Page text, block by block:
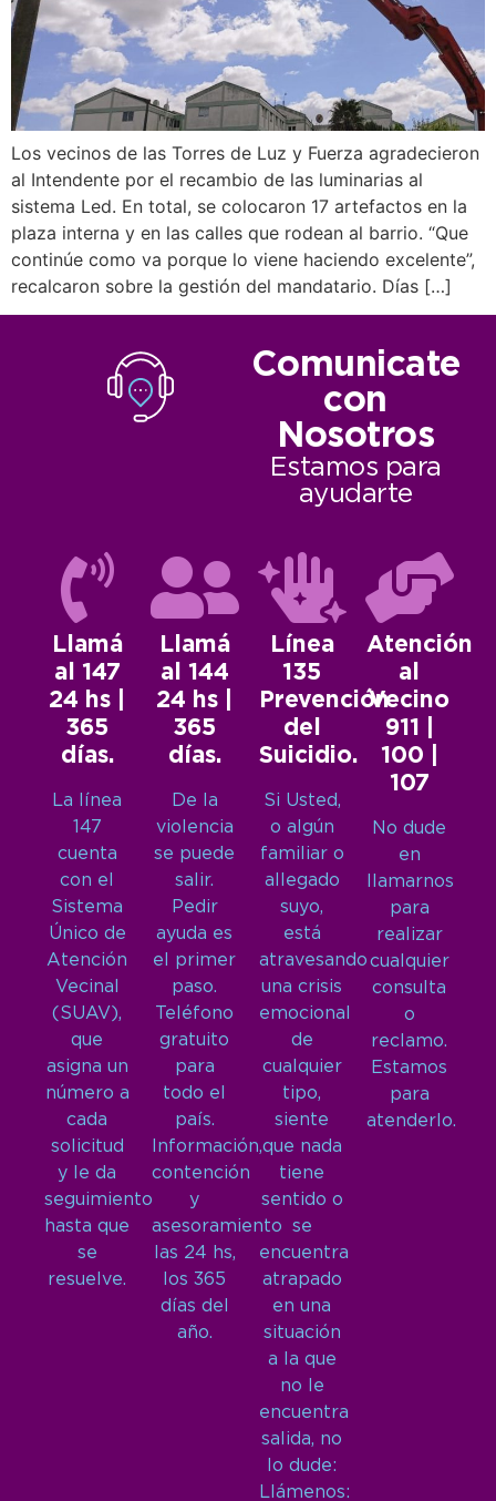
Los vecinos de las Torres de Luz y Fuerza agradecieron
al Intendente por el recambio de las luminarias al
sistema Led. En total, se colocaron 17 artefactos en la
plaza interna y en las calles que rodean al barrio. “Que
continúe como va porque lo viene haciendo excelente”,
recalcaron sobre la gestión del mandatario. Días […]
Comunicate
con
Nosotros
Estamos para
ayudarte
Llamá
al 147
24 hs |
365
días.
La línea
147
cuenta
con el
Sistema
Único de
Atención
Vecinal
(SUAV),
que
asigna un
número a
cada
solicitud
y le da
seguimiento
hasta que
se
resuelve.
Llamá
al 144
24 hs |
365
días.
De la
violencia
se puede
salir.
Pedir
ayuda es
el primer
paso.
Teléfono
gratuito
para
todo el
país.
Información,
contención
y
asesoramiento
las 24 hs,
los 365
días del
año.
Línea
135
Prevención
del
Suicidio.
Si Usted,
o algún
familiar o
allegado
suyo,
está
atravesando
una crisis
emocional
de
cualquier
tipo,
siente
que nada
tiene
sentido o
se
encuentra
atrapado
en una
situación
a la que
no le
encuentra
salida, no
lo dude:
Llámenos:
Atención
al
Vecino
911 |
100 |
107
No dude
en
llamarnos
para
realizar
cualquier
consulta
o
reclamo.
Estamos
para
atenderlo.